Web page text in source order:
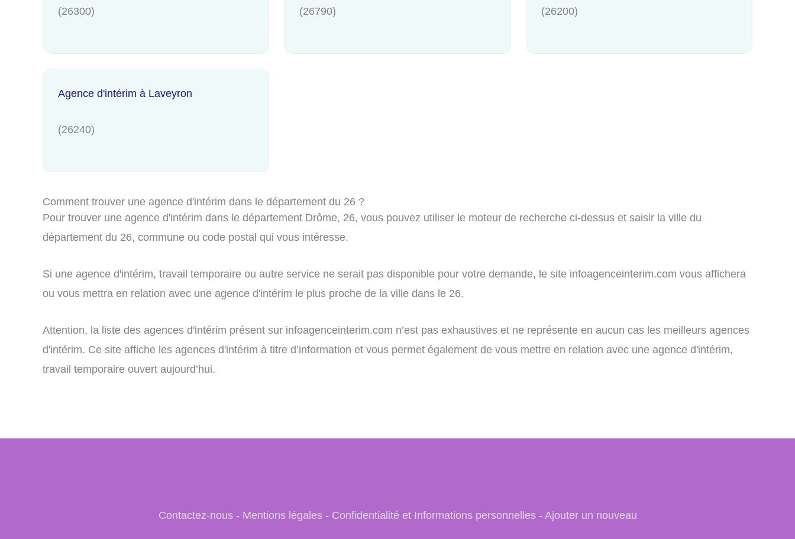
(26300) (26790) (26200)
Agence d'intérim à Laveyron
(26240)
Comment trouver une agence d'intérim dans le département du 26 ?
Pour trouver une agence d'intérim dans le département Drôme, 26, vous pouvez utiliser le moteur de recherche ci-dessus et saisir la ville du
département du 26, commune ou code postal qui vous intéresse.
Si une agence d'intérim, travail temporaire ou autre service ne serait pas disponible pour votre demande, le site infoagenceinterim.com vous affichera
ou vous mettra en relation avec une agence d'intérim le plus proche de la ville dans le 26.
Attention, la liste des agences d'intérim présent sur infoagenceinterim.com n’est pas exhaustives et ne représente en aucun cas les meilleurs agences
d'intérim. Ce site affiche les agences d'intérim à titre d’information et vous permet également de vous mettre en relation avec une agence d'intérim,
travail temporaire ouvert aujourd’hui.
Contactez-nous- Mentions légales- Confidentialité et Informations personnelles- Ajouter un nouveau